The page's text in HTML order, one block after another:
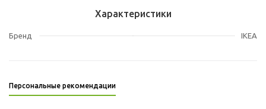
Характеристики
Бренд IKEA
Персональные рекомендации